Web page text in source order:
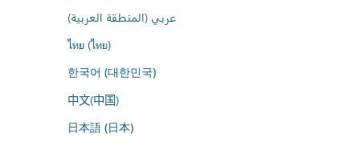
عربي (المنطقة العربية)
ไทย (ไทย)
한국어 (대한민국)
中文(中国)
日本語 (日本)